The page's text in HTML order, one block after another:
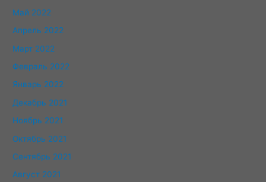
Май 2022
Апрель 2022
Март 2022
Февраль 2022
Январь 2022
Декабрь 2021
Ноябрь 2021
Октябрь 2021
Сентябрь 2021
Август 2021